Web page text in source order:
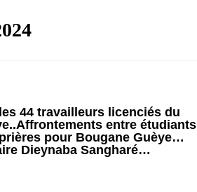
44 travailleurs licenciés du
entre étudiants
pour Bougane Guèye…
Dieynaba Sangharé…